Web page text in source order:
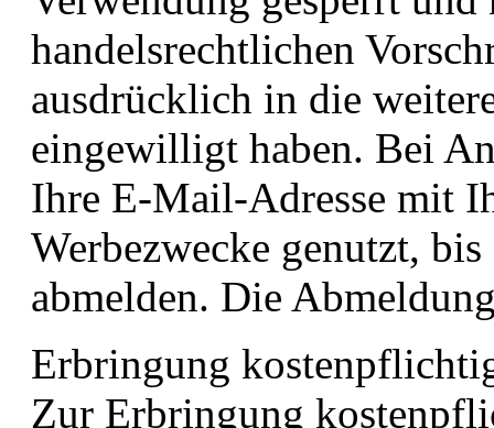
handelsrechtlichen
ausdrücklich in die
eingewilligt haben. Bei
Ihre E-Mail-Adresse mit
Werbezwecke genutzt,
abmelden. Die
Erbringung
Zur Erbringung